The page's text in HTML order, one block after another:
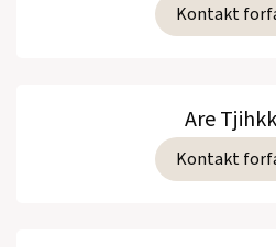
Kontakt
Are
Kontakt